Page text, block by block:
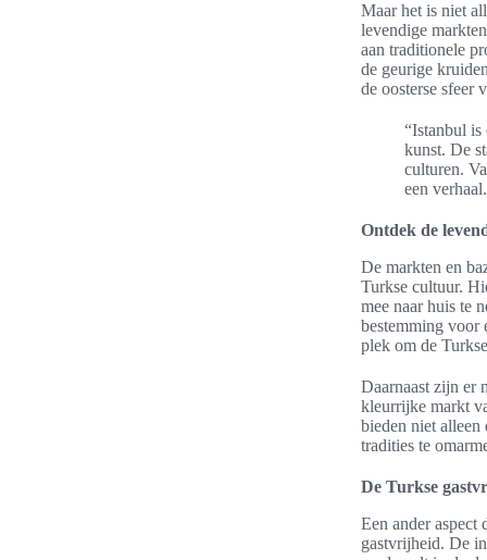
Maar het is niet
levendige
aan traditionele
de geurige
de oosterse sfeer
“Istanbul is
kunst. De
culturen.
een
Ontdek de
De markten en
Turkse cultuur.
mee naar huis te
bestemming voor
plek om de
Daarnaast zijn er
kleurrijke markt
bieden niet
tradities te
De Turkse
Een ander aspect
gastvrijheid. De